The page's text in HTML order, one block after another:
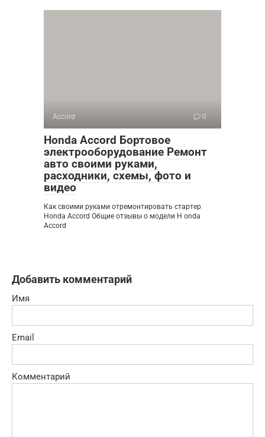
Accord 0
Honda Accord Бортовое
электрооборудование Ремонт
авто своими руками,
расходники, схемы, фото и
видео
Как своими руками отремонтировать стартер
Honda Accord Общие отзывы о модели H onda
Accord
Добавить комментарий
Имя
Email
Комментарий